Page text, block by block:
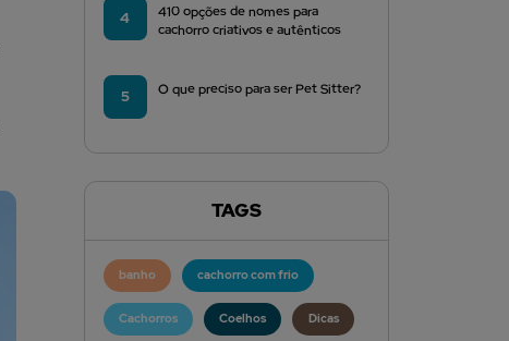
4
410 opções de nomes para
cachorro criativos e autênticos
5 O que preciso para ser Pet Sitter?
TAGS
banho cachorro com frio
Cachorros Coelhos Dicas